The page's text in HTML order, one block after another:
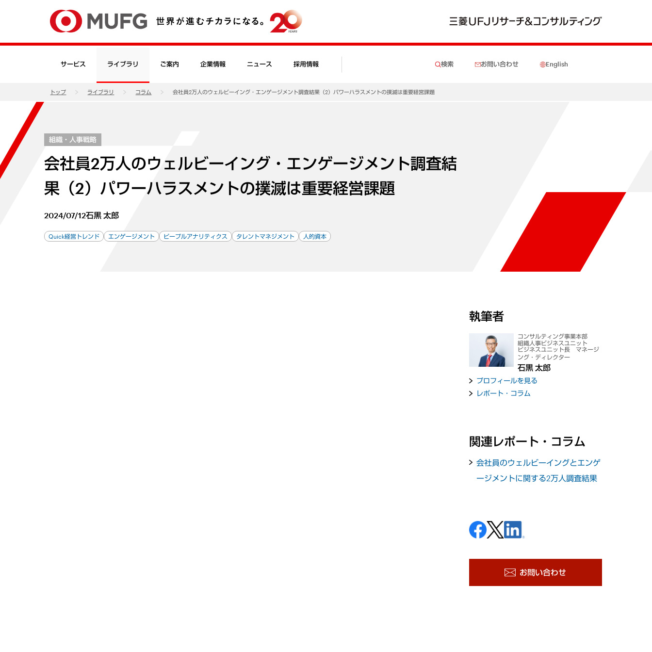
サービス ライブラリ ご案内 企業情報 ニュース 採用情報 検索 お問い合わせ English
トップ ライブラリ コラム 会社員2万人のウェルビーイング・エンゲージメント調査結果（2）パワーハラスメントの撲滅は重要経営課題
組織・人事戦略
会社員2万人のウェルビーイング・エンゲージメント調査結
果（2）パワーハラスメントの撲滅は重要経営課題
2024/07/12石黒 太郎
Quick経営トレンド エンゲージメント ピープルアナリティクス タレントマネジメント 人的資本
執筆者
コンサルティング事業本部
組織人事ビジネスユニット
ビジネスユニット長 マネージ
ング・ディレクター
石黒 太郎
プロフィールを見る
レポート・コラム
関連レポート・コラム
会社員のウェルビーイングとエンゲ
ージメントに関する2万人調査結果
お問い合わせ